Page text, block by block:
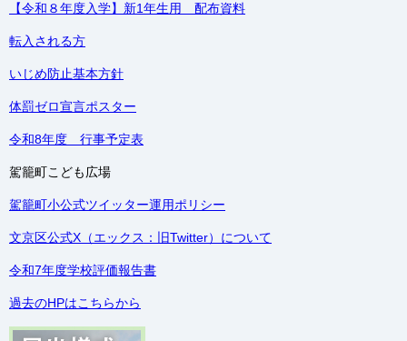
【令和８年度入学】新1年生用 配布資料
転入される方
いじめ防止基本方針
体罰ゼロ宣言ポスター
令和8年度 行事予定表
駕籠町こども広場
駕籠町小公式ツイッター運用ポリシー
文京区公式X（エックス：旧Twitter）について
令和7年度学校評価報告書
過去のHPはこちらから